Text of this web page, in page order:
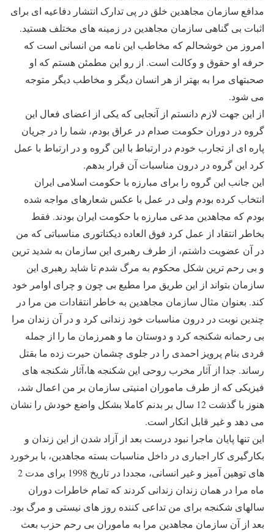
مدافع سازمان مجاهدین خلق در پی تدارک انتشار دفاعیه ای برای
اثبات بی گناهی سازمان مجاهدین در زمینه های مختلف هستید.
امروز من خوشحالم که مخاطب این نامه من انسانی است که
حرفه او حقوق و وکالت است. از رو این مطمئن هستم که او
صحبتهای مرا به بهتر از هر انسان دیگر و مخاطب دیگر متوجه
می شود.
از این جهت لازم دانستم از آنجایی که یکی از اعضای فعال این
گروه در دوران حکومت صدام در عراق بودم، شما را در جریان
پاره ای از تجارب خودم در ارتباط با این گروه و در ارتباط با عمل
کرد این گروه در درون مناسبات آن قرار بدهم.
این جانب این گروه را برای مبارزه با حکومت اسلامی ایران
انتخاب کرده بودم ولی در عمل با عکس شعارهای مواجه شده
بودم که مجاهدین مدعی مبارزه با حکومت ایران بودند. فقط
بخاطر انتقاد از عمل کرد فوق العاده دیکتاتوری مناسباتی که من
در آن عضویت داشتم، از طرف رهبری این سازمان به شدید ترین
و بی رحم ترین شکل محکوم به مرگ شدم تا شاید رهبری این
سازمان بتواند از این طریق مرا مطیع بی چون و چرای اوامر خود
کند. بعنوان مثال سازمان مجاهدین به خاطر انتقادات من مرا در
چندین نوبت در درون مناسبات خود زندانی کرد و در آن زندان مرا
بی رحمانه شکنجه کرد و دوستان ما و همرزمان ما را از جمله
فردی بنام پرویز احمدی را در جلوی چشمان حیرت زده ما بقتل
رساند. جدا از آثار مخرب روحی این شکنجه ها،آثار شکنجه های
فیزیکی که از طرف ماموران امنیتی سازمان بر من اعمال شد،
هنوز با گذشت 12 سال بر بدنم کاملا بشکل واضع خودش را نشان
می دهد و غیر قابل انکار است.
این تنها پایان ماجرا نبود درست بعد از آزاد شدن از این زندان و
بکارگیری کار اجباری در داخل مناسبات بسته مجاهدین، با برخورد
های توهین آمیز و غیر انسانی، مجددا در تاریخ 1998 برای مدت 2
ماه مرا در همان زندان زندانی کردند که تمام خاطرات دوران
سالهای شکنجه برای من تداعی کننده روز های نیستی و مرگ بود.
بعد از آن سازمان مجاهدین مرا به ماموران بی رحم حزب بعث